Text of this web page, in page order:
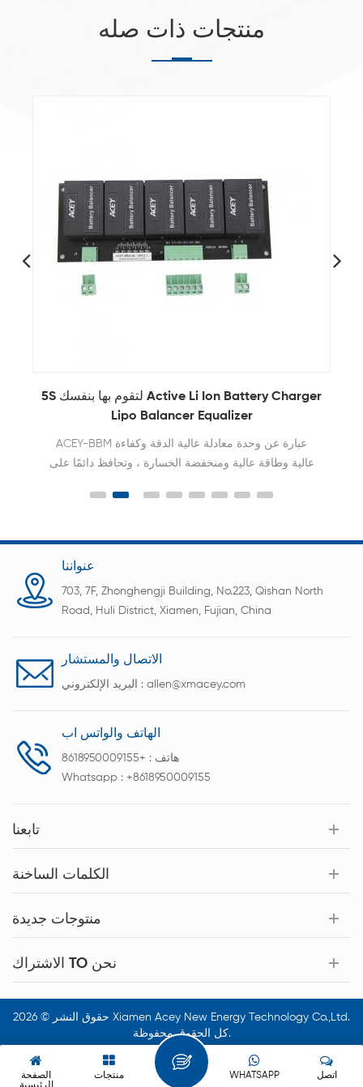
منتجات ذات صله
عالية وطاقة
6S بطارية ليثيوم أيون دائرة الموازن النشطة لتخزين
حزم البطارية
موازن البطارية ACEY يمكن أن يحافظ على فرق الجهد
لكل خلية في غضون 10mv. إطالة عمر البطارية 2-3
عنواننا
703, 7F, Zhonghengji Building, No.223, Qishan North
Road, Huli District, Xiamen, Fujian, China
الاتصال والمستشار
البريد الإلكتروني : allen@xmacey.com
الهاتف والواتس اب
هاتف : +8618950009155
Whatsapp : +8618950009155
تابعنا
الكلمات الساخنة
منتوجات جديدة
الاشتراك TO نحن
حقوق النشر © 2026 Xiamen Acey New Energy Technology Co.,Ltd.
كل الحقوق محفوظة.
الصفحة
منتجات اتصل WHATSAPP